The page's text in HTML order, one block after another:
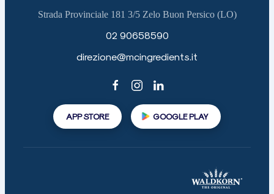
Strada Provinciale 181 3/5 Zelo Buon Persico (LO)
02 90658590
direzione@mcingredients.it
APP STORE GOOGLE PLAY